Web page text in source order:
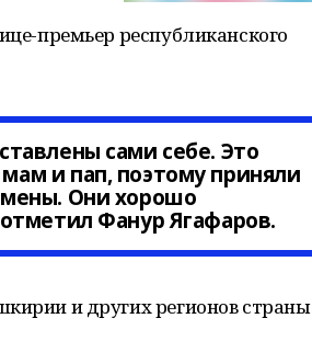
премьер республиканского
сами себе. Это
и пап, поэтому приняли
Они хорошо
Фанур Ягафаров.
и других регионов страны